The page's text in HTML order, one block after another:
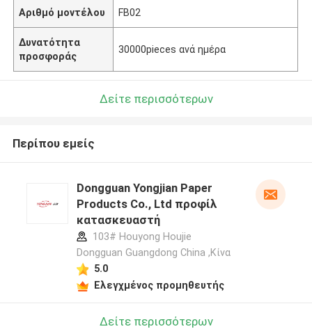
Αριθμό μοντέλου FB02
Δυνατότητα
προσφοράς
30000pieces ανά ημέρα
Δείτε περισσότερων
Περίπου εμείς
Dongguan Yongjian Paper
Products Co., Ltd προφίλ
κατασκευαστή
103# Houyong Houjie
Dongguan Guangdong China ,Κίνα
5.0
Ελεγχμένος προμηθευτής
Δείτε περισσότερων